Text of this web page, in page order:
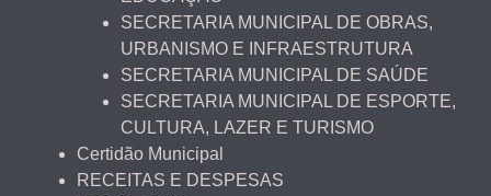
SECRETARIA MUNICIPAL DE OBRAS,
URBANISMO E INFRAESTRUTURA
SECRETARIA MUNICIPAL DE SAÚDE
SECRETARIA MUNICIPAL DE ESPORTE,
CULTURA, LAZER E TURISMO
Certidão Municipal
RECEITAS E DESPESAS